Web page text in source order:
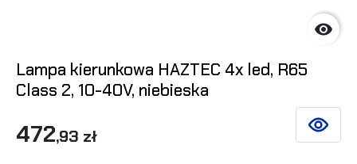

Lampa kierunkowa HAZTEC 4x led, R65
Class 2, 10-40V, niebieska
472,93 zł ZOBACZ